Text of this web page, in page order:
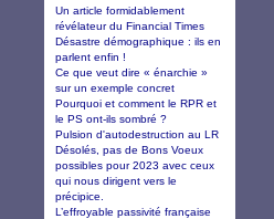
Un article formidablement
révélateur du Financial Times
Désastre démographique : ils en
parlent enfin !
Ce que veut dire « énarchie »
sur un exemple concret
Pourquoi et comment le RPR et
le PS ont-ils sombré ?
Pulsion d'autodestruction au LR
Désolés, pas de Bons Voeux
possibles pour 2023 avec ceux
qui nous dirigent vers le
précipice.
L’effroyable passivité française